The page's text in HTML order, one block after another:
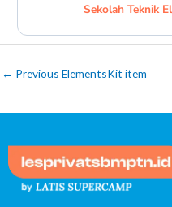
Sekolah Teknik
← Previous ElementsKit item